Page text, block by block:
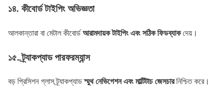
১৪. কীবোর্ড টাইপিং অভিজ্ঞতা
আলকান্তারা বা মেটাল কীবোর্ডআরামদায়ক টাইপিং এবং সঠিক ফিডব্যাকদেয়।
১৫. ট্র্যাকপ্যাড পারফরম্যান্স
বড় প্রিসিশন গ্লাস ট্র্যাকপ্যাডস্মুথ নেভিগেশন এবং মাল্টিটাচ জেসচারনিশ্চিত করে।